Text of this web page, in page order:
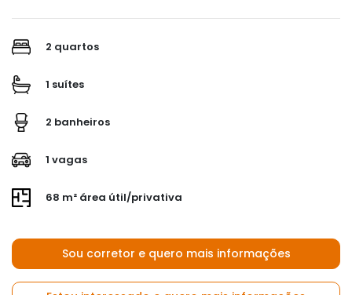
2 quartos
1 suítes
2 banheiros
1 vagas
68 m² área útil/privativa
Sou corretor e quero mais informações